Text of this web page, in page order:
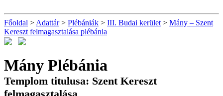
Főoldal > Adattár> Plébániák > III. Budai kerület > Mány – Szent
Kereszt felmagasztalása plébánia
Mány Plébánia
Templom titulusa: Szent Kereszt